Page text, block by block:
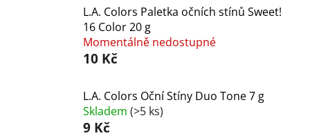
L.A. Colors Paletka očních stínů Sweet!
16 Color 20 g
Momentálně nedostupné
10 Kč
L.A. Colors Oční Stíny Duo Tone 7 g
Skladem (>5 ks)
9 Kč